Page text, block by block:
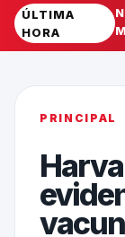
ÚLTIMA
HORA
PRINCIPAL